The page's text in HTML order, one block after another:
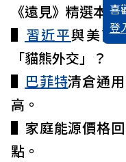
喜
登
《遠見》精選本
▌ 習近平與美商
「貓熊外交」？
▌ 巴菲特清倉通
高。
▌家庭能源價格
點。